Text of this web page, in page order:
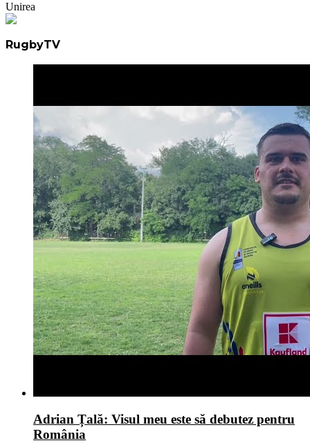
Unirea
RugbyTV
Adrian Țală: Visul meu este să debutez pentru
România